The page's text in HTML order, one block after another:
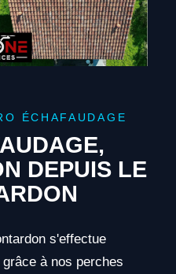
ÉCHAFAUDAGE
DEPUIS LE
s'effectue
à nos perches